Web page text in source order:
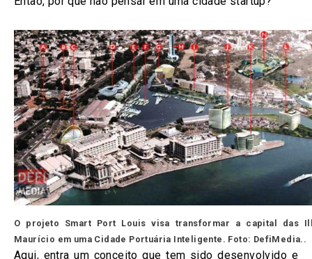
O projeto Smart Port Louis visa transformar a capital das
Maurício em uma Cidade Portuária Inteligente. Foto: DefiMedia..
Aqui, entra um conceito que tem sido desenvolvido e